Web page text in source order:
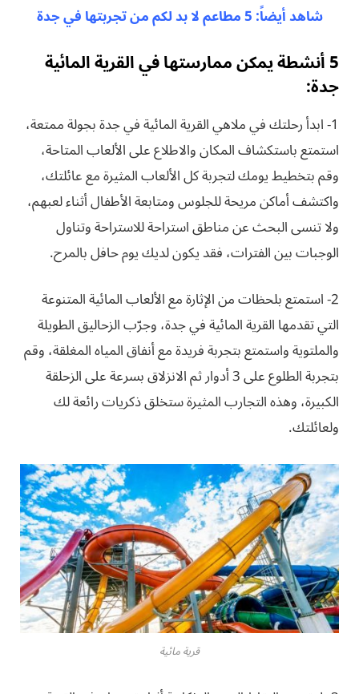
شاهد أيضاً: 5 مطاعم لا بد لكم من تجربتها في جدة
5 أنشطة يمكن ممارستها في القرية المائية
جدة:
1- ابدأ رحلتك في ملاهي القرية المائية في جدة بجولة ممتعة،
استمتع باستكشاف المكان والاطلاع على الألعاب المتاحة،
وقم بتخطيط يومك لتجربة كل الألعاب المثيرة مع عائلتك،
واكتشف أماكن مريحة للجلوس ومتابعة الأطفال أثناء لعبهم،
ولا تنسى البحث عن مناطق استراحة للاستراحة وتناول
الوجبات بين الفترات، فقد يكون لديك يوم حافل بالمرح.
2- استمتع بلحظات من الإثارة مع الألعاب المائية المتنوعة
التي تقدمها القرية المائية في جدة، وجرّب الزحاليق الطويلة
والملتوية واستمتع بتجربة فريدة مع أنفاق المياه المغلقة، وقم
بتجربة الطلوع على 3 أدوار ثم الانزلاق بسرعة على الزحلقة
الكبيرة، وهذه التجارب المثيرة ستخلق ذكريات رائعة لك
ولعائلتك.
قرية مائية